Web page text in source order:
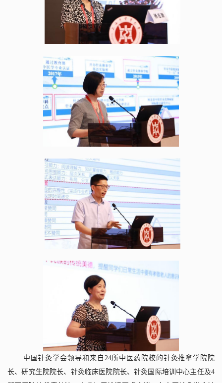
中国针灸学会领导和来自 24所中医药院校的针灸推拿学院院
长、研究生院院长、针灸临床医院院长、针灸国际培训中心主任及4